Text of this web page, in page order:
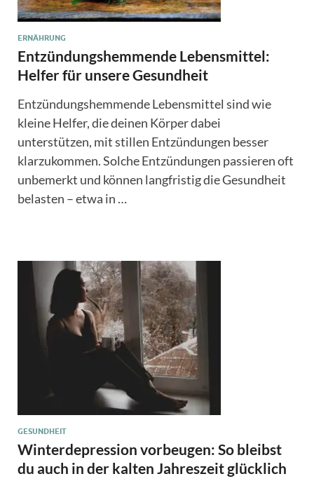
ERNÄHRUNG
Entzündungshemmende Lebensmittel:
Helfer für unsere Gesundheit
Entzündungshemmende Lebensmittel sind wie
kleine Helfer, die deinen Körper dabei
unterstützen, mit stillen Entzündungen besser
klarzukommen. Solche Entzündungen passieren oft
unbemerkt und können langfristig die Gesundheit
belasten – etwa in …
GESUNDHEIT
Winterdepression vorbeugen: So bleibst
du auch in der kalten Jahreszeit glücklich